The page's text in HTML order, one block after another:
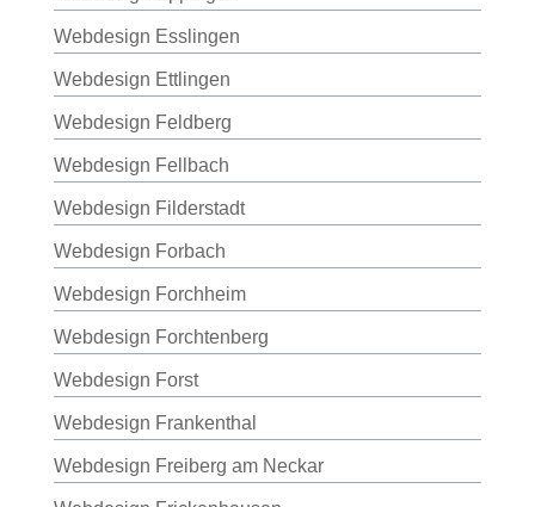
Webdesign Esslingen
Webdesign Ettlingen
Webdesign Feldberg
Webdesign Fellbach
Webdesign Filderstadt
Webdesign Forbach
Webdesign Forchheim
Webdesign Forchtenberg
Webdesign Forst
Webdesign Frankenthal
Webdesign Freiberg am Neckar